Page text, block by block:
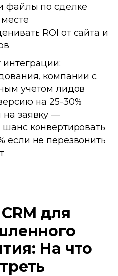
файлы по сделке
ROI от сайта и
интеграции:
компании с
учетом лидов
на 25-30%
на заявку —
конвертировать
если не перезвонить
для
На что